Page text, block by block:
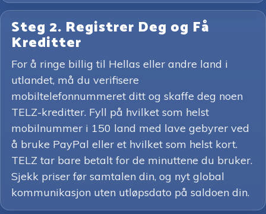
Steg 2. Registrer Deg og Få
Kreditter
For å ringe billig til Hellas eller andre land i
utlandet, må du verifisere
mobiltelefonnummeret ditt og skaffe deg noen
TELZ-kreditter. Fyll på hvilket som helst
mobilnummer i 150 land med lave gebyrer ved
å bruke PayPal eller et hvilket som helst kort.
TELZ tar bare betalt for de minuttene du bruker.
Sjekk priser før samtalen din, og nyt global
kommunikasjon uten utløpsdato på saldoen din.